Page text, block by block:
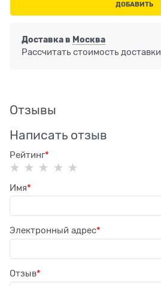
ДОБАВИТЬ
Доставка в Москва
Рассчитать стоимость доставки
Отзывы
Написать отзыв
Рейтинг
Имя
Электронный адрес
Отзыв